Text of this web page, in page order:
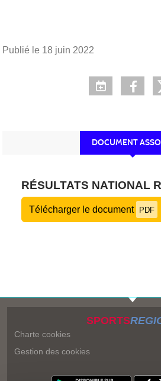
Publié le 18 juin 2022
DOCUMENT
RÉSULTATS NATIONAL
Télécharger le document PDF
SPORTS
Charte cookies
Gestion des cookies